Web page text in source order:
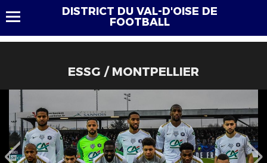
DISTRICT DU VAL-D'OISE DE
FOOTBALL
ESSG / MONTPELLIER